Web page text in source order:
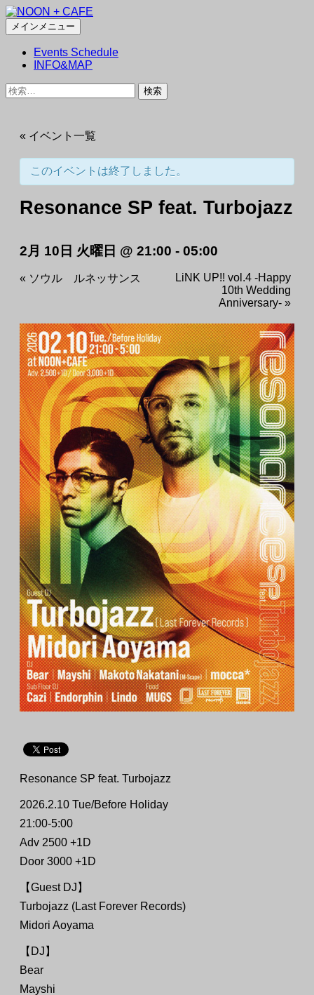
NOON + CAFE
検
メインメニュー
テ
ン
ツ
へ
キ
ッ
プ
Events Schedule
INFO&MAP
検
« イベント一覧
このイベントは終了しました。
Resonance SP feat. Turbojazz
2月 10日 火曜日 @ 21:00 - 05:00
« ソウル ルネッサンス
LiNK UP!! vol.4 -Happy
10th Wedding
Anniversary- »
Resonance SP feat. Turbojazz
2026.2.10 Tue/Before Holiday
21:00-5:00
Adv 2500 +1D
Door 3000 +1D
【Guest DJ】
Turbojazz (Last Forever Records)
Midori Aoyama
【DJ】
Bear
Mayshi